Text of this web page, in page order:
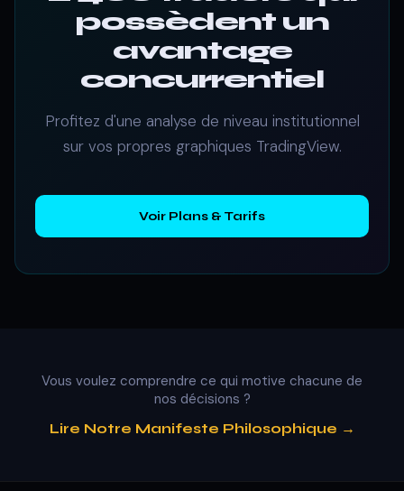
possèdent un
avantage
concurrentiel
Profitez d'une analyse de niveau institutionnel
sur vos propres graphiques TradingView.
Voir Plans & Tarifs
Vous voulez comprendre ce qui motive chacune de
nos décisions ?
Lire Notre Manifeste Philosophique →